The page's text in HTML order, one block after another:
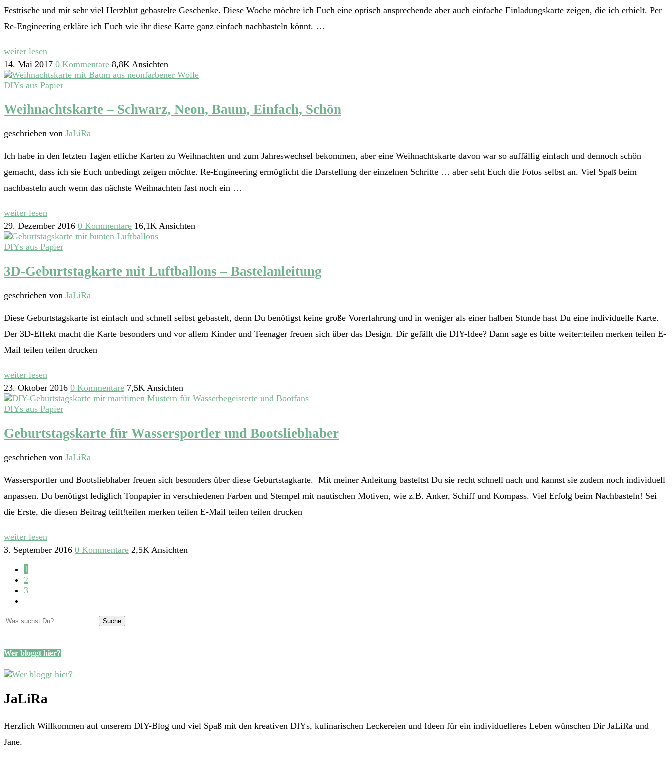
Festtische und mit sehr viel Herzblut gebastelte Geschenke. Diese Woche möchte ich Euch eine optisch ansprechende aber auch einfache Einladungskarte zeigen, die ich erhielt. Per
Re-Engineering erkläre ich Euch wie ihr diese Karte ganz einfach nachbasteln könnt. …
weiter lesen
14. Mai 2017 0 Kommentare 8,8K Ansichten
DIYs aus Papier
Weihnachtskarte – Schwarz, Neon, Baum, Einfach, Schön
geschrieben von JaLiRa
Ich habe in den letzten Tagen etliche Karten zu Weihnachten und zum Jahreswechsel bekommen, aber eine Weihnachtskarte davon war so auffällig einfach und dennoch schön
gemacht, dass ich sie Euch unbedingt zeigen möchte. Re-Engineering ermöglicht die Darstellung der einzelnen Schritte … aber seht Euch die Fotos selbst an. Viel Spaß beim
nachbasteln auch wenn das nächste Weihnachten fast noch ein …
weiter lesen
29. Dezember 2016 0 Kommentare 16,1K Ansichten
DIYs aus Papier
3D-Geburtstagkarte mit Luftballons – Bastelanleitung
geschrieben von JaLiRa
Diese Geburtstagskarte ist einfach und schnell selbst gebastelt, denn Du benötigst keine große Vorerfahrung und in weniger als einer halben Stunde hast Du eine individuelle Karte.
Der 3D-Effekt macht die Karte besonders und vor allem Kinder und Teenager freuen sich über das Design. Dir gefällt die DIY-Idee? Dann sage es bitte weiter:teilen merken teilen E-
Mail teilen teilen drucken
weiter lesen
23. Oktober 2016 0 Kommentare 7,5K Ansichten
DIYs aus Papier
Geburtstagskarte für Wassersportler und Bootsliebhaber
geschrieben von JaLiRa
Wassersportler und Bootsliebhaber freuen sich besonders über diese Geburtstagkarte. Mit meiner Anleitung basteltst Du sie recht schnell nach und kannst sie zudem noch individuell
anpassen. Du benötigst lediglich Tonpapier in verschiedenen Farben und Stempel mit nautischen Motiven, wie z.B. Anker, Schiff und Kompass. Viel Erfolg beim Nachbasteln! Sei
die Erste, die diesen Beitrag teilt!teilen merken teilen E-Mail teilen teilen drucken
weiter lesen
3. September 2016 0 Kommentare 2,5K Ansichten
1
2
3
Wer bloggt hier?
JaLiRa
Herzlich Willkommen auf unserem DIY-Blog und viel Spaß mit den kreativen DIYs, kulinarischen Leckereien und Ideen für ein individuelleres Leben wünschen Dir JaLiRa und
Jane.